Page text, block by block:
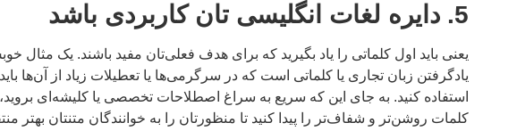
5. دایره لغات انگلیسی تان کاربردی باشد
یعنی باید اول کلماتی را یاد بگیرید که برای هدف فعلی‌تان مفید باشند. یک مثال
یادگرفتن زبان تجاری یا کلماتی است که در سرگرمی‌ها یا تعطیلات زیاد از آن‌ها باید
استفاده کنید. به جای این که سریع به سراغ اصطلاحات تخصصی یا کلیشه‌ای بروید،
کلمات روشن‌تر و شفاف‌تر را پیدا کنید تا منظورتان را به خوانندگان متنتان بهتر